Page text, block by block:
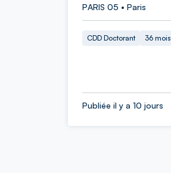
PARIS 05 • Paris
CDD Doctorant 36 mois
Publiée il y a 10 jours